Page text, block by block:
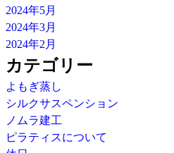
2024年5月
2024年3月
2024年2月
カテゴリー
よもぎ蒸し
シルクサスペンション
ノムラ建工
ピラティスについて